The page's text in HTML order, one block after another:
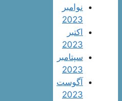
نوامبر
2023
اکتبر
2023
سپتامبر
2023
آگوست
2023